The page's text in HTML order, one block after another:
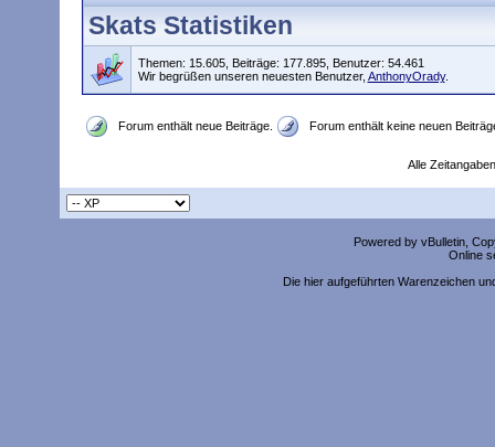
Skats Statistiken
Themen: 15.605, Beiträge: 177.895, Benutzer: 54.461
Wir begrüßen unseren neuesten Benutzer, AnthonyOrady.
Forum enthält neue Beiträge. Forum enthält keine neuen
Alle
Powered by vBulletin,
Online
Die hier aufgeführten Warenzeichen